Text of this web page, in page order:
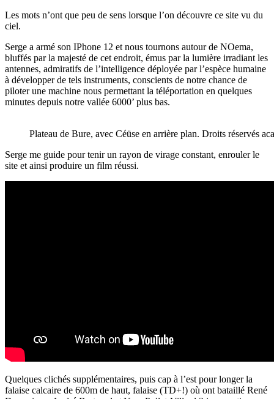
Les mots n’ont que peu de sens lorsque l’on découvre ce site vu du
ciel.
Serge a armé son IPhone 12 et nous tournons autour de NOema,
bluffés par la majesté de cet endroit, émus par la lumière irradiant les
antennes, admiratifs de l’intelligence déployée par l’espèce humaine
à développer de tels instruments, conscients de notre chance de
piloter une machine nous permettant la téléportation en quelques
minutes depuis notre vallée 6000’ plus bas.
Plateau de Bure, avec Céüse en arrière plan. Droits réservés
Serge me guide pour tenir un rayon de virage constant, enrouler le
site et ainsi produire un film réussi.
Quelques clichés supplémentaires, puis cap à l’est pour longer la
falaise calcaire de 600m de haut, falaise (TD+!) où ont bataillé René